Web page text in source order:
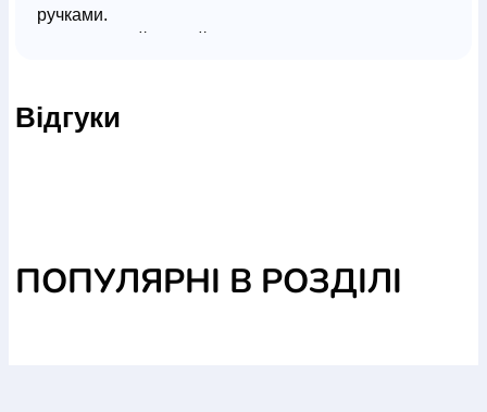
ручками.
Розмір - 40х50 см.
Відгуки
ПОПУЛЯРНІ В РОЗДІЛІ